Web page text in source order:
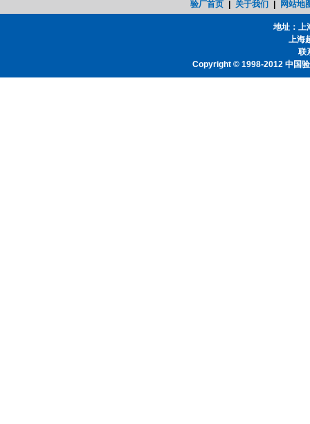
验厂首页 关于我们 网站地
地址：上
上海
联
Copyright © 1998-2012 中国